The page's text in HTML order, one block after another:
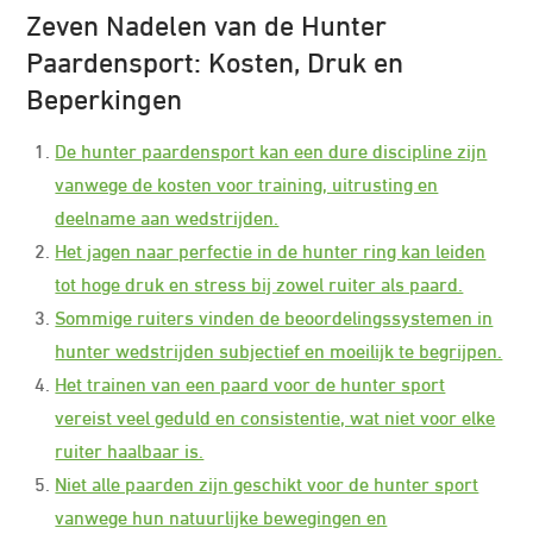
Zeven Nadelen van de Hunter
Paardensport: Kosten, Druk en
Beperkingen
De hunter paardensport kan een dure discipline zijn
vanwege de kosten voor training, uitrusting en
deelname aan wedstrijden.
Het jagen naar perfectie in de hunter ring kan leiden
tot hoge druk en stress bij zowel ruiter als paard.
Sommige ruiters vinden de beoordelingssystemen in
hunter wedstrijden subjectief en moeilijk te begrijpen.
Het trainen van een paard voor de hunter sport
vereist veel geduld en consistentie, wat niet voor elke
ruiter haalbaar is.
Niet alle paarden zijn geschikt voor de hunter sport
vanwege hun natuurlijke bewegingen en